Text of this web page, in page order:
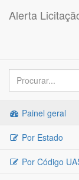
Alerta
Painel geral
Por Estado
Por Código